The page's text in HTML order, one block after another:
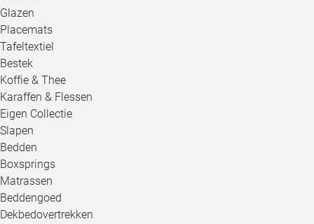
Glazen
Placemats
Tafeltextiel
Bestek
Koffie & Thee
Karaffen & Flessen
Eigen Collectie
Slapen
Bedden
Boxsprings
Matrassen
Beddengoed
Dekbedovertrekken